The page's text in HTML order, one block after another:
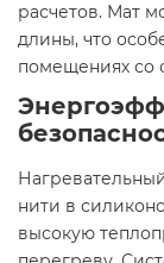
расчетов. Мат
длины, что
помещениях со
нити в
высокую